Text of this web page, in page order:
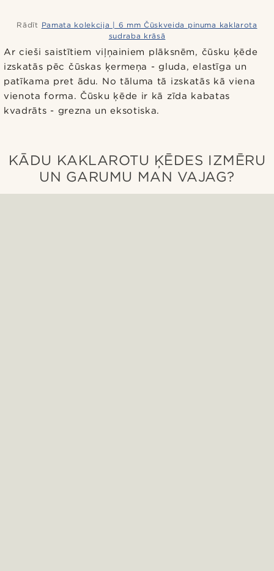
Rādīt Pamata kolekcija | 6 mm Čūskveida pinuma kaklarota
sudraba krāsā
Ar cieši saistītiem viļņainiem plāksnēm, čūsku ķēde
izskatās pēc čūskas ķermeņa - gluda, elastīga un
patīkama pret ādu. No tāluma tā izskatās kā viena
vienota forma. Čūsku ķēde ir kā zīda kabatas
kvadrāts - grezna un eksotiska.
KĀDU KAKLAROTU ĶĒDES IZMĒRU
UN GARUMU MAN VAJAG?